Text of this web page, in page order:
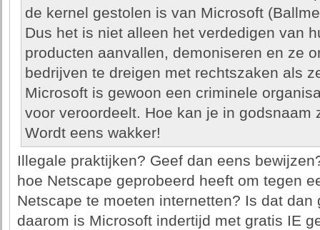
de kernel gestolen is van Microsoft
Dus het is niet alleen het verdedigen van
producten aanvallen, demoniseren en ze
bedrijven te dreigen met rechtszaken als
Microsoft is gewoon een criminele
voor veroordeelt. Hoe kan je in godsnaam
Wordt eens wakker!
Illegale praktijken? Geef dan eens
hoe Netscape geprobeerd heeft om tegen
Netscape te moeten internetten? Is dat
daarom is Microsoft indertijd met gratis IE